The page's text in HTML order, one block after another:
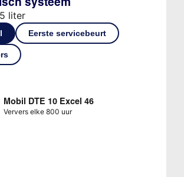
liter
Eerste servicebeurt
Mobil DTE 10 Excel 46
Ververs elke 800 uur